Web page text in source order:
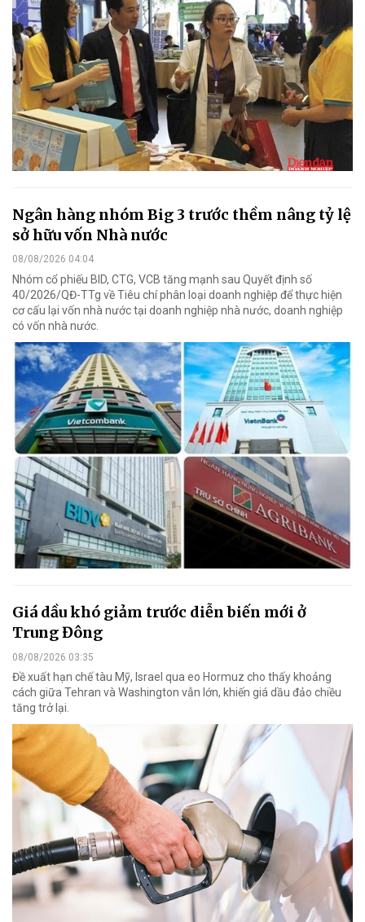
Ngân hàng nhóm Big 3 trước thềm nâng tỷ lệ
sở hữu vốn Nhà nước
08/08/2026 04:04
Nhóm cổ phiếu BID, CTG, VCB tăng mạnh sau Quyết định số
40/2026/QĐ-TTg về Tiêu chí phân loại doanh nghiệp để thực hiện
cơ cấu lại vốn nhà nước tại doanh nghiệp nhà nước, doanh nghiệp
có vốn nhà nước.
Giá dầu khó giảm trước diễn biến mới ở
Trung Đông
08/08/2026 03:35
Đề xuất hạn chế tàu Mỹ, Israel qua eo Hormuz cho thấy khoảng
cách giữa Tehran và Washington vẫn lớn, khiến giá dầu đảo chiều
tăng trở lại.